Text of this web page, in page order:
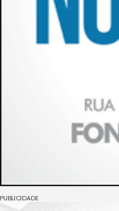
PUBLICIDADE